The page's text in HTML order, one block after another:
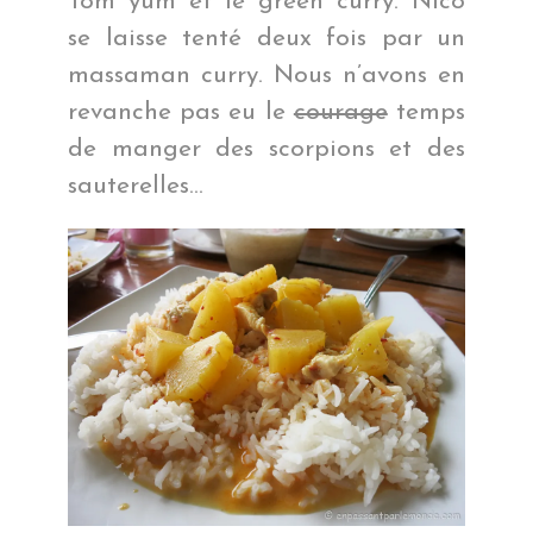
se laisse tenté deux fois par un
massaman curry. Nous n’avons en
revanche pas eu le couragetemps
de manger des scorpions et des
sauterelles…